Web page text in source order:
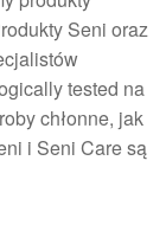
Seni oraz
tested na
chłonne, jak
i Seni Care są